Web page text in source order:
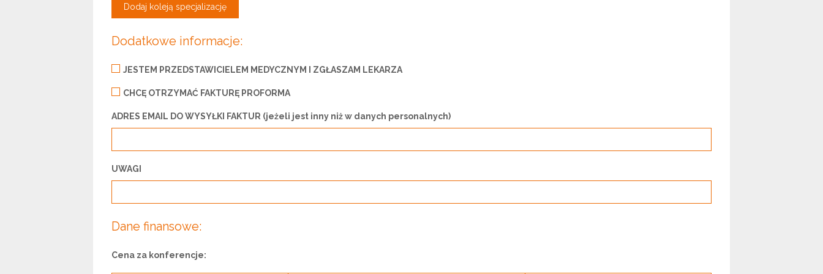
Dodaj koleją specjalizację
Dodatkowe informacje:
JESTEM PRZEDSTAWICIELEM MEDYCZNYM I ZGŁASZAM LEKARZA
CHCĘ OTRZYMAĆ FAKTURĘ PROFORMA
ADRES EMAIL DO WYSYŁKI FAKTUR (jeżeli jest inny niż w danych personalnych)
UWAGI
Dane finansowe:
Cena za konferencje: